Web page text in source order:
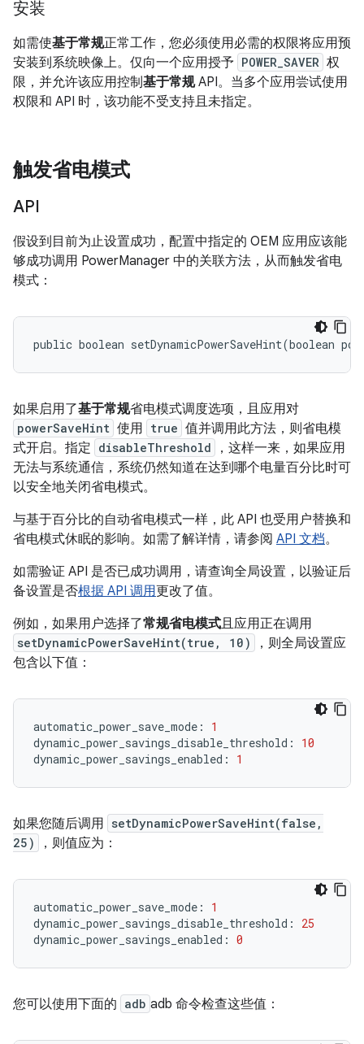
安装
如需使基于常规正常工作，您必须使用必需的权限将应用预
安装到系统映像上。仅向一个应用授予 POWER_SAVER 权
限，并允许该应用控制基于常规API。当多个应用尝试使用
权限和 API 时，该功能不受支持且未指定。
触发省电模式
API
假设到目前为止设置成功，配置中指定的 OEM 应用应该能
够成功调用 PowerManager 中的关联方法，从而触发省电
模式：
如果启用了基于常规省电模式调度选项，且应用对
powerSaveHint 使用 true 值并调用此方法，则省电模
式开启。指定 disableThreshold
，这样一来，如果应用
无法与系统通信，系统仍然知道在达到哪个电量百分比时可
以安全地关闭省电模式。
与基于百分比的自动省电模式一样，此 API 也受用户替换和
省电模式休眠的影响。如需了解详情，请参阅 API 文档。
如需验证 API 是否已成功调用，请查询全局设置，以验证后
备设置是否根据 API 调用更改了值。
例如，如果用户选择了常规省电模式且应用正在调用
setDynamicPowerSaveHint(true, 10)
，则全局设置应
包含以下值：
automatic_power_save_mode :
1
dynamic_power_savings_disable_threshold :
10
dynamic_power_savings_enabled : 1
如果您随后调用 setDynamicPowerSaveHint(false,
25)
，则值应为：
automatic_power_save_mode :
1
dynamic_power_savings_disable_threshold :
25
dynamic_power_savings_enabled : 0
您可以使用下面的 adb adb 命令检查这些值：